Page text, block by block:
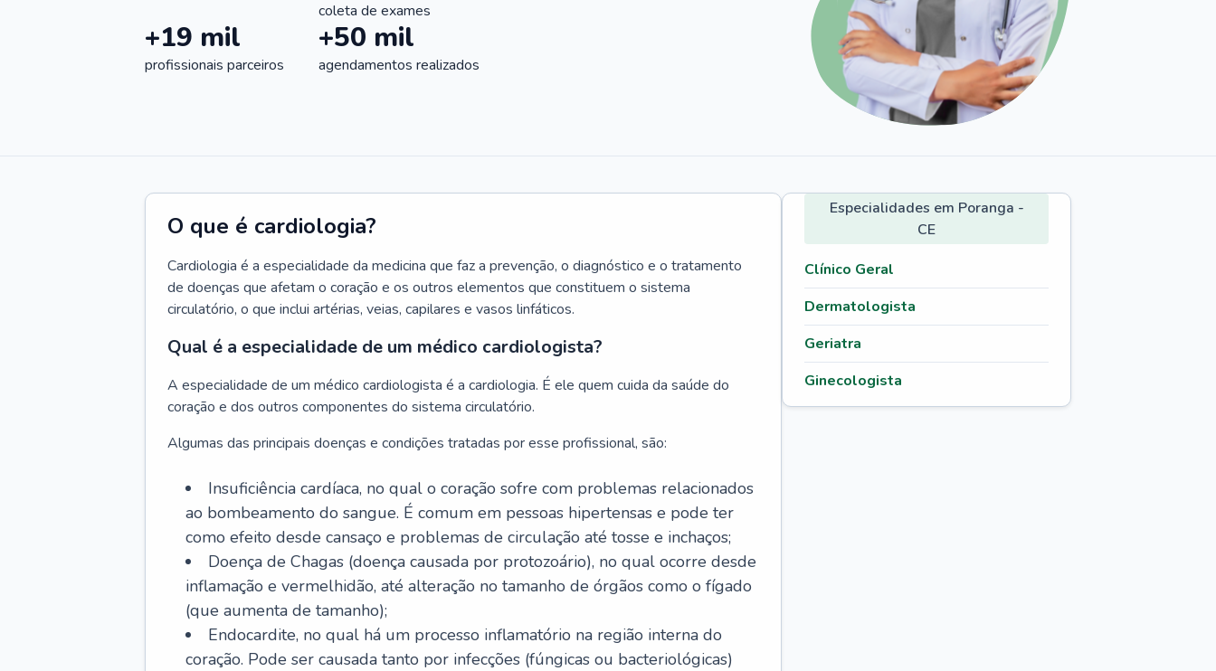
coleta de exames
+19 mil
profissionais parceiros
+50 mil
agendamentos realizados
O que é cardiologia?
Cardiologia é a especialidade da medicina que faz a prevenção, o diagnóstico e o tratamento
de doenças que afetam o coração e os outros elementos que constituem o sistema
circulatório, o que inclui artérias, veias, capilares e vasos linfáticos.
Qual é a especialidade de um médico cardiologista?
A especialidade de um médico cardiologista é a cardiologia. É ele quem cuida da saúde do
coração e dos outros componentes do sistema circulatório.
Algumas das principais doenças e condições tratadas por esse profissional, são:
Insuficiência cardíaca, no qual o coração sofre com problemas relacionados
ao bombeamento do sangue. É comum em pessoas hipertensas e pode ter
como efeito desde cansaço e problemas de circulação até tosse e inchaços;
Doença de Chagas (doença causada por protozoário), no qual ocorre desde
inflamação e vermelhidão, até alteração no tamanho de órgãos como o fígado
(que aumenta de tamanho);
Endocardite, no qual há um processo inflamatório na região interna do
coração. Pode ser causada tanto por infecções (fúngicas ou bacteriológicas)
Especialidades em Poranga -
CE
Clínico Geral
Dermatologista
Geriatra
Ginecologista